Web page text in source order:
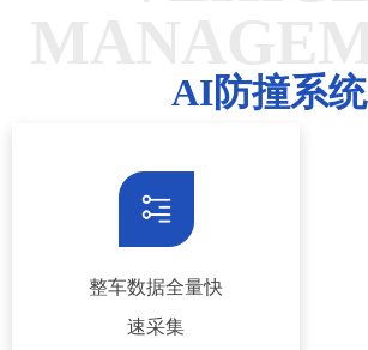
整车数据全量快
速采集
AI防撞系统